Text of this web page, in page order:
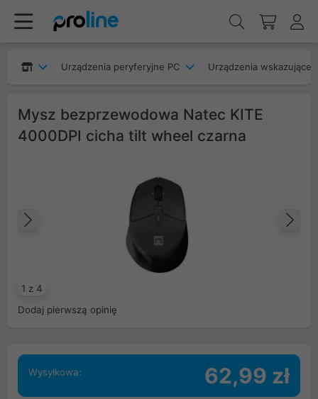
Urządzenia peryferyjne PC Urządzenia wskazujące
Mysz bezprzewodowa Natec KITE
4000DPI cicha tilt wheel czarna
1 z 4
Poprzedni
Dodaj pierwszą opinię
Wysyłkowa: 62,99 zł